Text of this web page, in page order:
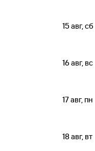
15 авг, сб
16 авг, вс
17 авг, пн
18 авг, вт